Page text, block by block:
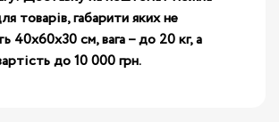
товарів, габарити яких не
40х60х30 см, вага – до 20 кг, а
до 10 000 грн.